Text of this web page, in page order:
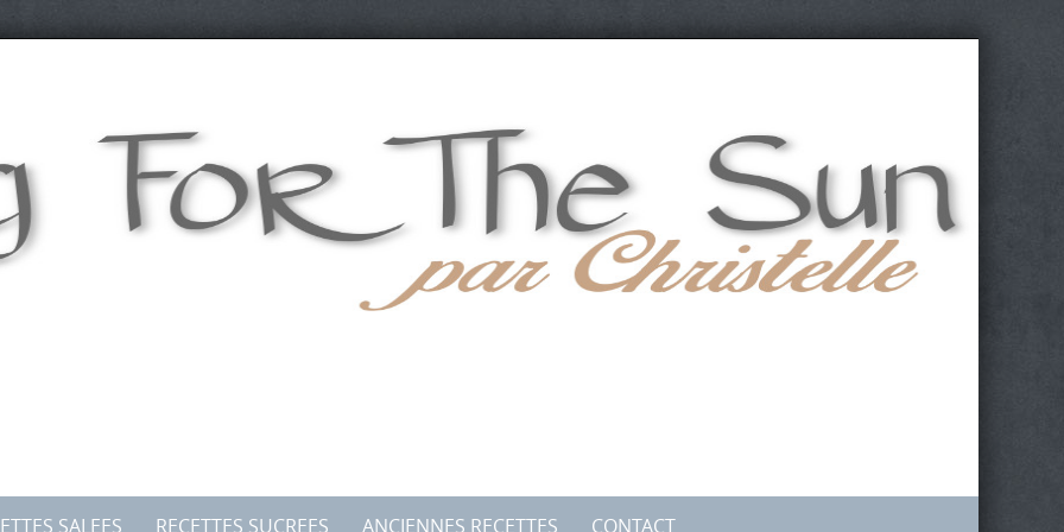
SALEES RECETTES SUCREES ANCIENNES RECETTES CONTACT